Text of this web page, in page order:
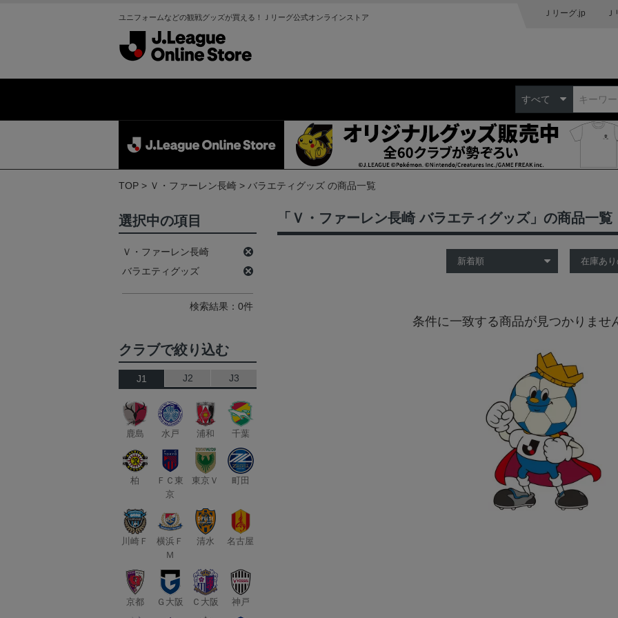
ユニフォームなどの観戦グッズが買える！Ｊリーグ公式オンラインストア Ｊリーグ.jp
すべて
TOP Ｖ・ファーレン長崎 バラエティグッズ の商品一覧
「Ｖ・ファーレン長崎 バラエティグッズ」の商品一覧
条件に一致する商品が見つかりませ
選択中の項目
Ｖ・ファーレン長崎
バラエティグッズ
検索結果：0件
クラブで絞り込む
J1 J2 J3
鹿島 水戸 浦和 千葉
柏
ＦＣ東
京
東京Ｖ 町田
川崎Ｆ
横浜Ｆ
Ｍ
清水 名古屋
京都 Ｇ大阪 Ｃ大阪 神戸